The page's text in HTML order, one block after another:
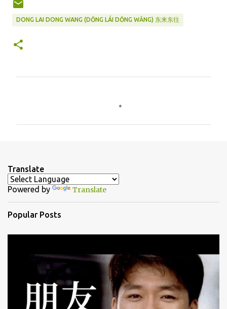
DONG LAI DONG WANG (DŌNG LÁI DŌNG WǍNG) 东来东往
t
s
Translate
Powered by Translate
Popular Posts